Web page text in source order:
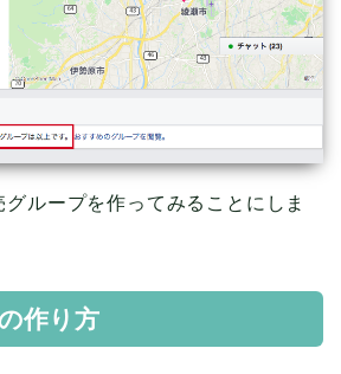
ループを作ってみることにしま
作り方